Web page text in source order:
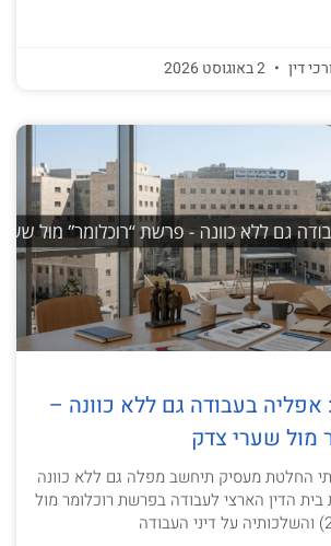
דין
בעבודה גם ללא כוונה –
מול שערי צדק
החלטת מעסיק תיחשב מפלה גם ללא כוונה
הדין הארצי לעבודה בפרשת רוכלומר מול